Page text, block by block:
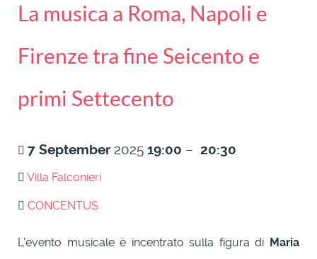
La musica a Roma, Napoli e
Firenze tra fine Seicento e
primi Settecento
7 September 2025 19:00 – 20:30
Villa Falconieri
CONCENTUS
L'evento musicale è incentrato sulla figura di Maria